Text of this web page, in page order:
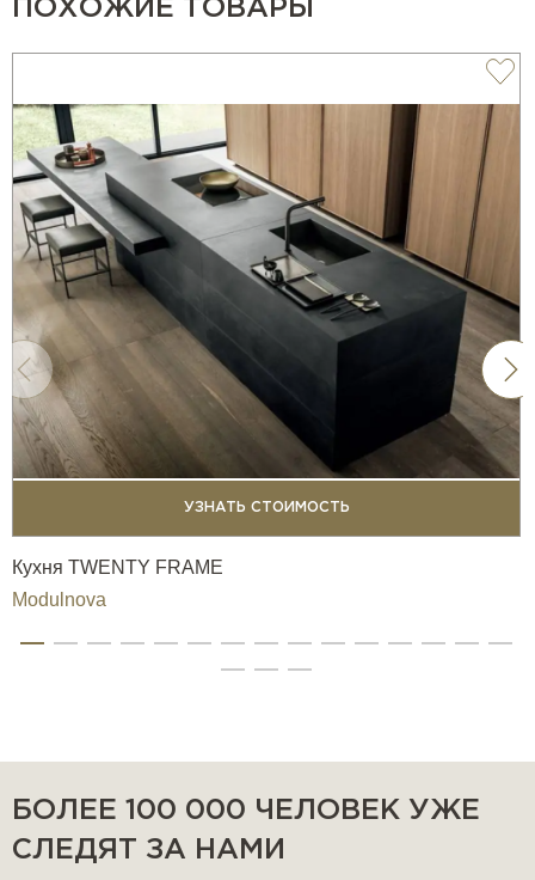
ПОХОЖИЕ ТОВАРЫ
УЗНАТЬ СТОИМОСТЬ
Кухня TWENTY FRAME
Modulnova
БОЛЕЕ 100 000 ЧЕЛОВЕК УЖЕ
СЛЕДЯТ ЗА НАМИ